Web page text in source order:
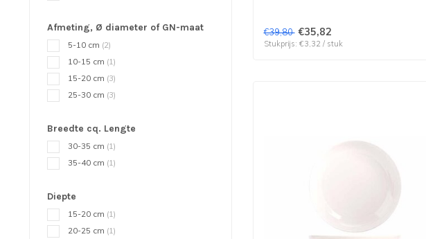
Afmeting, Ø diameter of GN-maat
5-10 cm (2)
10-15 cm (1)
15-20 cm (3)
25-30 cm (3)
Breedte cq. Lengte
30-35 cm (1)
35-40 cm (1)
Diepte
15-20 cm (1)
20-25 cm (1)
€39,80 €35,82
Stukprijs: €3,32 / stuk